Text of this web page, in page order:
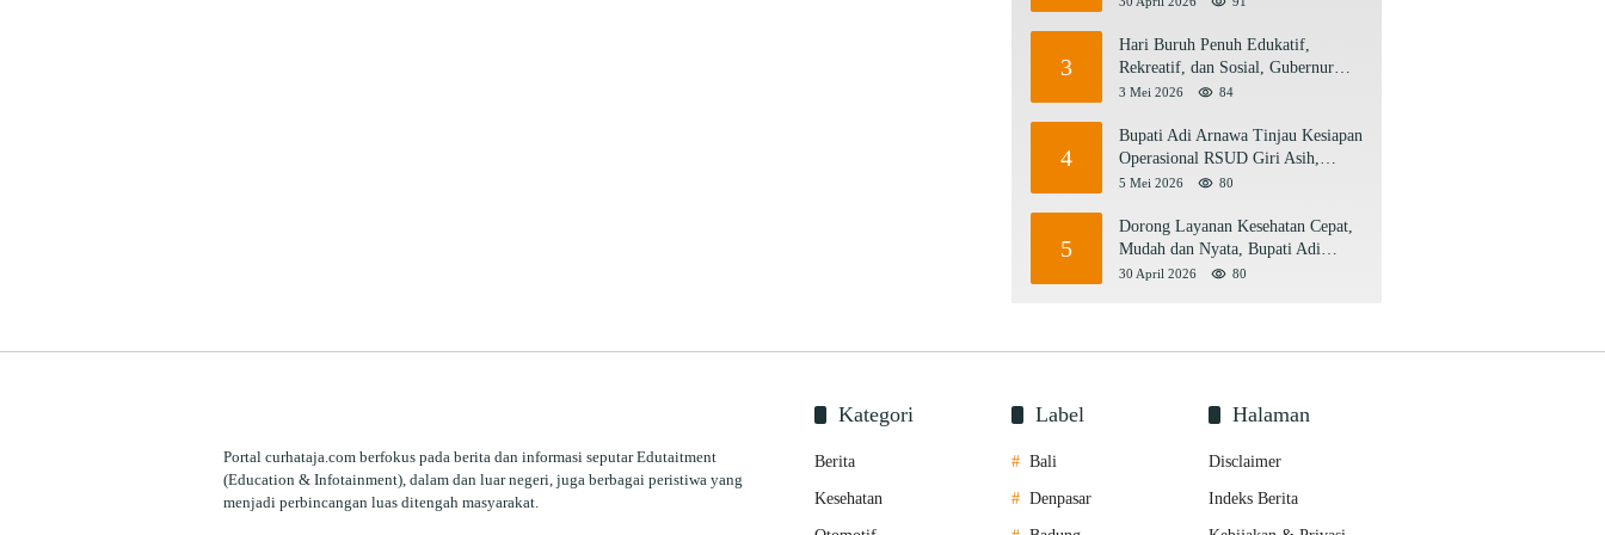
3
Hari Buruh Penuh Edukatif,
Rekreatif, dan Sosial, Gubernur
Koster: Matur Suksma, Keringat
3 Mei 2026 84
4
Bupati Adi Arnawa Tinjau Kesiapan
Operasional RSUD Giri Asih,
Harapkan Jadi RS Rujukan Terbaik
5 Mei 2026 80
5
Dorong Layanan Kesehatan Cepat,
Mudah dan Nyata, Bupati Adi
Arnawa Evaluasi ‘Mantap Nak
30 April 2026 80
Portal curhataja.com berfokus pada berita dan informasi seputar Edutaitment
(Education & Infotainment), dalam dan luar negeri, juga berbagai peristiwa yang
menjadi perbincangan luas ditengah masyarakat.
Kategori
Berita
Kesehatan
Label
Bali
Denpasar
Halaman
Disclaimer
Indeks Berita